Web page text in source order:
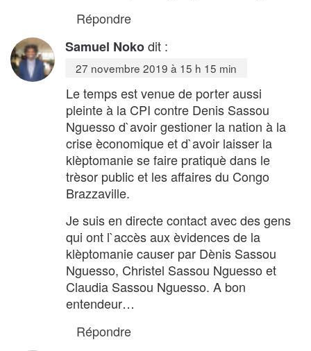
Répondre
Samuel Nokodit :
27 novembre 2019 à 15 h 15 min
Le temps est venue de porter aussi
pleinte à la CPI contre Denis Sassou
Nguesso d`avoir gestioner la nation à la
crise èconomique et d`avoir laisser la
klèptomanie se faire pratiquè dans le
trèsor public et les affaires du Congo
Brazzaville.
Je suis en directe contact avec des gens
qui ont l`accès aux èvidences de la
klèptomanie causer par Dènis Sassou
Nguesso, Christel Sassou Nguesso et
Claudia Sassou Nguesso. A bon
entendeur…
Répondre